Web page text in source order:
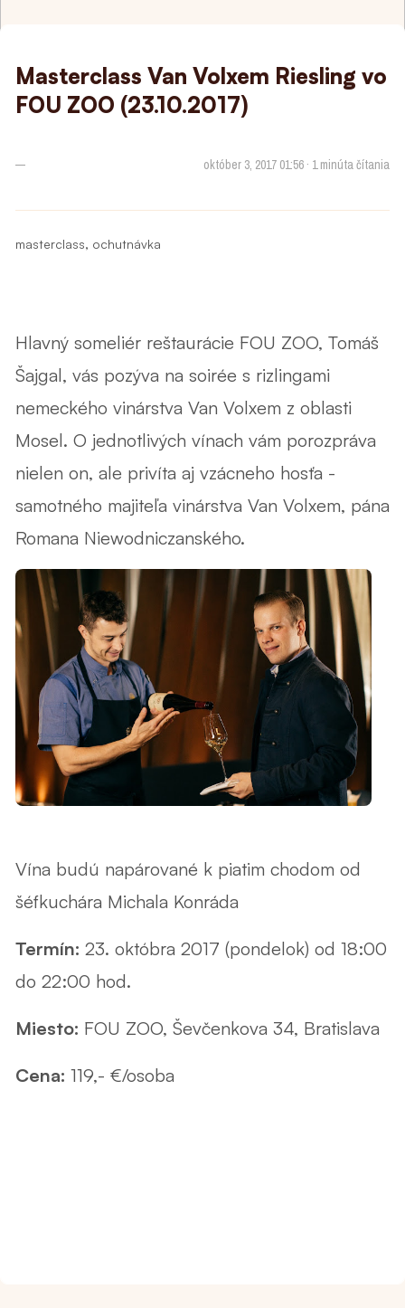
Masterclass Van Volxem Riesling vo
FOU ZOO (23.10.2017)
— október 3, 2017 01:56 · 1 minúta čítania
masterclass, ochutnávka
Hlavný someliér reštaurácie FOU ZOO, Tomáš
Šajgal, vás pozýva na soirée s rizlingami
nemeckého vinárstva Van Volxem z oblasti
Mosel. O jednotlivých vínach vám porozpráva
nielen on, ale privíta aj vzácneho hosťa -
samotného majiteľa vinárstva Van Volxem, pána
Romana Niewodniczanského.
Vína budú napárované k piatim chodom od
šéfkuchára Michala Konráda
Termín: 23. októbra 2017 (pondelok) od 18:00
do 22:00 hod.
Miesto: FOU ZOO, Ševčenkova 34, Bratislava
Cena: 119,- €/osoba